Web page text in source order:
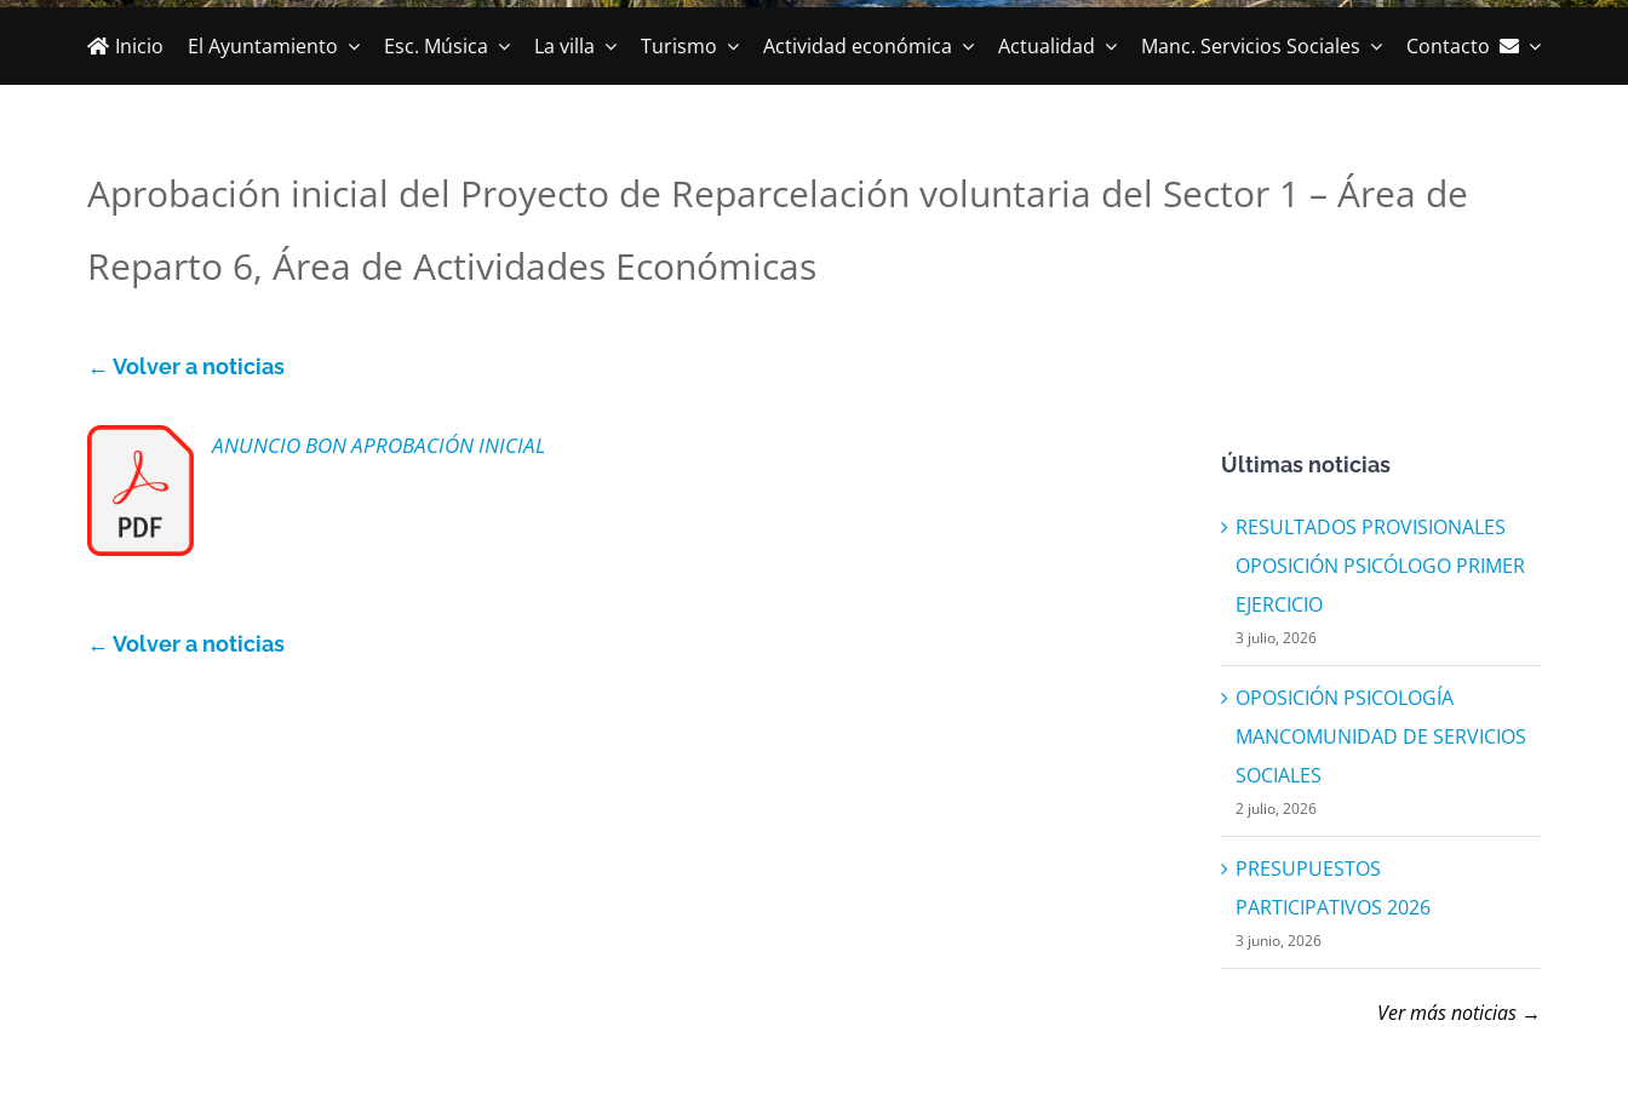
Inicio El Ayuntamiento Esc. Música La villa Turismo Actividad económica Actualidad Manc. Servicios Sociales Contacto
Aprobación inicial del Proyecto de Reparcelación voluntaria del Sector 1 – Área de
Reparto 6, Área de Actividades Económicas
← Volver a noticias
ANUNCIO BON APROBACIÓN INICIAL
← Volver a noticias
Últimas noticias
RESULTADOS PROVISIONALES
OPOSICIÓN PSICÓLOGO PRIMER
EJERCICIO
3 julio, 2026
OPOSICIÓN PSICOLOGÍA
MANCOMUNIDAD DE SERVICIOS
SOCIALES
2 julio, 2026
PRESUPUESTOS
PARTICIPATIVOS 2026
3 junio, 2026
Ver más noticias →